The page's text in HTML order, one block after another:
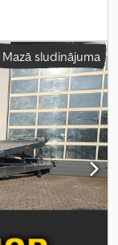
Mazā sludinājuma